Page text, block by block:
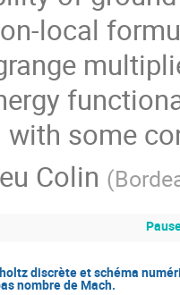
local
some
Colin (
discrète et schéma
nombre de Mach.